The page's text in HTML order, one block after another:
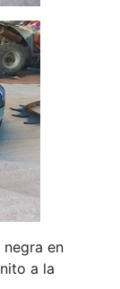
en
a la